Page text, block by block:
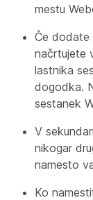
mestu
Če dodate
načrtujete
lastnika
dogodka.
sestanek
V
nikogar
namesto
Ko